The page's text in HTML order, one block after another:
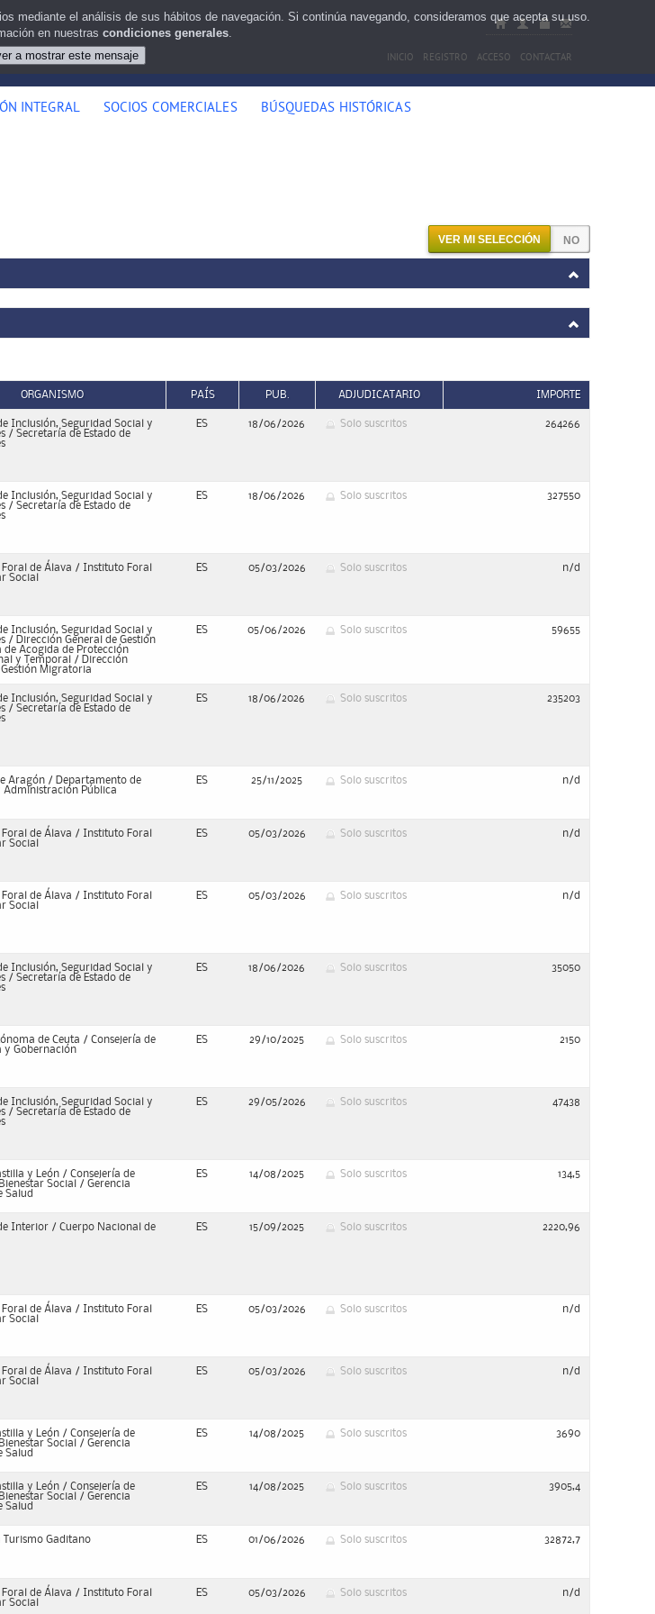
INICIO REGISTRO ACCESO CONTACTAR
INTEGRAL SOCIOS COMERCIALES BÚSQUEDAS HISTÓRICAS
VER MI SELECCIÓN
ORGANISMO PAÍS PUB. ADJUDICATARIO IMPORTE
Inclusión, Seguridad Social y
/ Secretaría de Estado de
ES 18/06/2026 Solo suscritos 264266
Inclusión, Seguridad Social y
/ Secretaría de Estado de
ES 18/06/2026 Solo suscritos 327550
Foral de Álava / Instituto Foral
Social
ES 05/03/2026 Solo suscritos n/d
Inclusión, Seguridad Social y
/ Dirección General de Gestión
de Acogida de Protección
y Temporal / Dirección
Gestión Migratoria
ES 05/06/2026 Solo suscritos 59655
Inclusión, Seguridad Social y
/ Secretaría de Estado de
ES 18/06/2026 Solo suscritos 235203
Aragón / Departamento de
Administración Pública
ES 25/11/2025 Solo suscritos n/d
Foral de Álava / Instituto Foral
Social
ES 05/03/2026 Solo suscritos n/d
Foral de Álava / Instituto Foral
Social
ES 05/03/2026 Solo suscritos n/d
Inclusión, Seguridad Social y
/ Secretaría de Estado de
ES 18/06/2026 Solo suscritos 35050
de Ceuta / Consejería de
y Gobernación
ES 29/10/2025 Solo suscritos 2150
Inclusión, Seguridad Social y
/ Secretaría de Estado de
ES 29/05/2026 Solo suscritos 47438
y León / Consejería de
Social / Gerencia
Salud
ES 14/08/2025 Solo suscritos 134,5
Interior / Cuerpo Nacional de
ES 15/09/2025 Solo suscritos 2220,96
Foral de Álava / Instituto Foral
Social
ES 05/03/2026 Solo suscritos n/d
Foral de Álava / Instituto Foral
Social
ES 05/03/2026 Solo suscritos n/d
y León / Consejería de
Social / Gerencia
Salud
ES 14/08/2025 Solo suscritos 3690
y León / Consejería de
Social / Gerencia
Salud
ES 14/08/2025 Solo suscritos 3905,4
Turismo Gaditano ES 01/06/2026 Solo suscritos 32872,7
Foral de Álava / Instituto Foral
Social
ES 05/03/2026 Solo suscritos n/d
mediante el análisis de sus hábitos de navegación. Si continúa navegando, consideramos que acepta su uso.
en nuestras condiciones generales.